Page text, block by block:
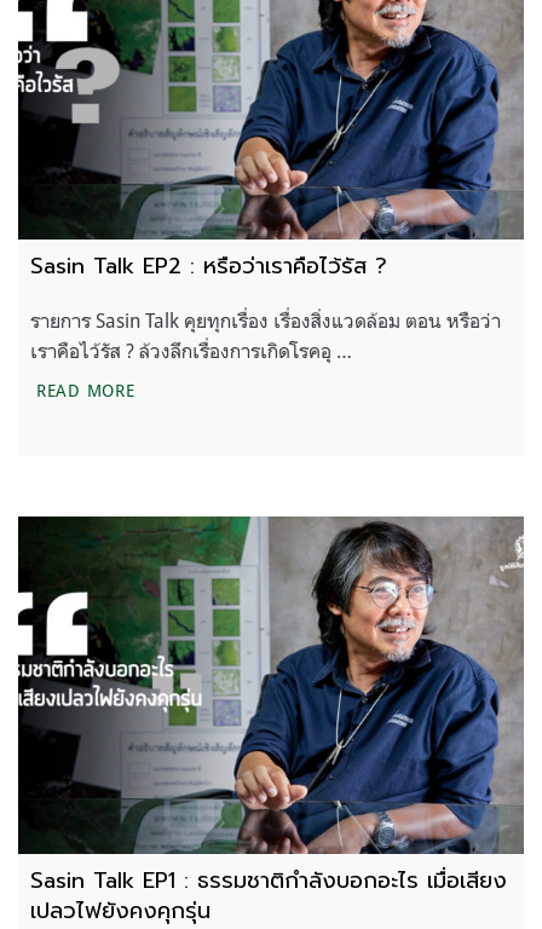
Sasin Talk EP2 : หรือว่าเราคือไว้รัส ?
รายการ Sasin Talk คุยทุกเรื่อง เรื่องสิ่งแวดล้อม ตอน หรือว่า
เราคือไว้รัส ? ล้วงลึกเรื่องการเกิดโรคอุ …
READ MORESASIN TALK EP2 : หรือว่าเราคือไว้รัส ?
Sasin Talk EP1 : ธรรมชาติกำลังบอกอะไร เมื่อเสียง
เปลวไฟยังคงคุกรุ่น